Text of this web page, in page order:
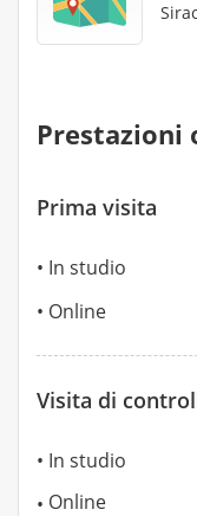
Prestazioni
Prima visita
In studio
Online
Visita di
In studio
Online